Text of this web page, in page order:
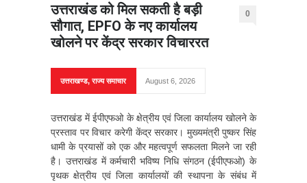
उत्तराखंड को मिल सकती है बड़ी
सौगात, EPFO के नए कार्यालय
खोलने पर केंद्र सरकार विचाररत
0
उत्तराखण्ड,राज्य समाचार August 6, 2026
उत्तराखंड में ईपीएफओ के क्षेत्रीय एवं जिला कार्यालय खोलने के
प्रस्ताव पर विचार करेगी केंद्र सरकार। मुख्यमंत्री पुष्कर सिंह
धामी के प्रयासों को एक और महत्वपूर्ण सफलता मिलने जा रही
है। उत्तराखंड में कर्मचारी भविष्य निधि संगठन (ईपीएफओ) के
पृथक क्षेत्रीय एवं जिला कार्यालयों की स्थापना के संबंध में